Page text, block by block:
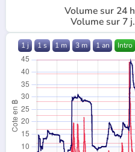
Volume sur 24 h
Volume sur 7 j.
1 j 1 s 1 m 3 m 1 an Intro